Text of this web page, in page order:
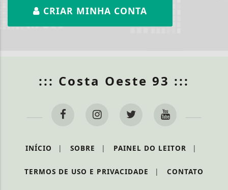
CRIAR MINHA CONTA
::: Costa Oeste 93 :::
INÍCIO | SOBRE | PAINEL DO LEITOR |
TERMOS DE USO E PRIVACIDADE | CONTATO